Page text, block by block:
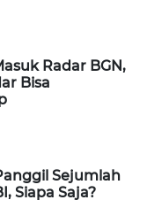
Radar BGN,
Bisa
Sejumlah
Siapa Saja?